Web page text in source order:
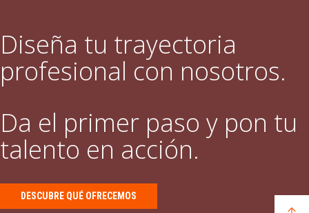
Diseña tu trayectoria
profesional con nosotros.
Da el primer paso y pon tu
talento en acción.
DESCUBRE QUÉ OFRECEMOS